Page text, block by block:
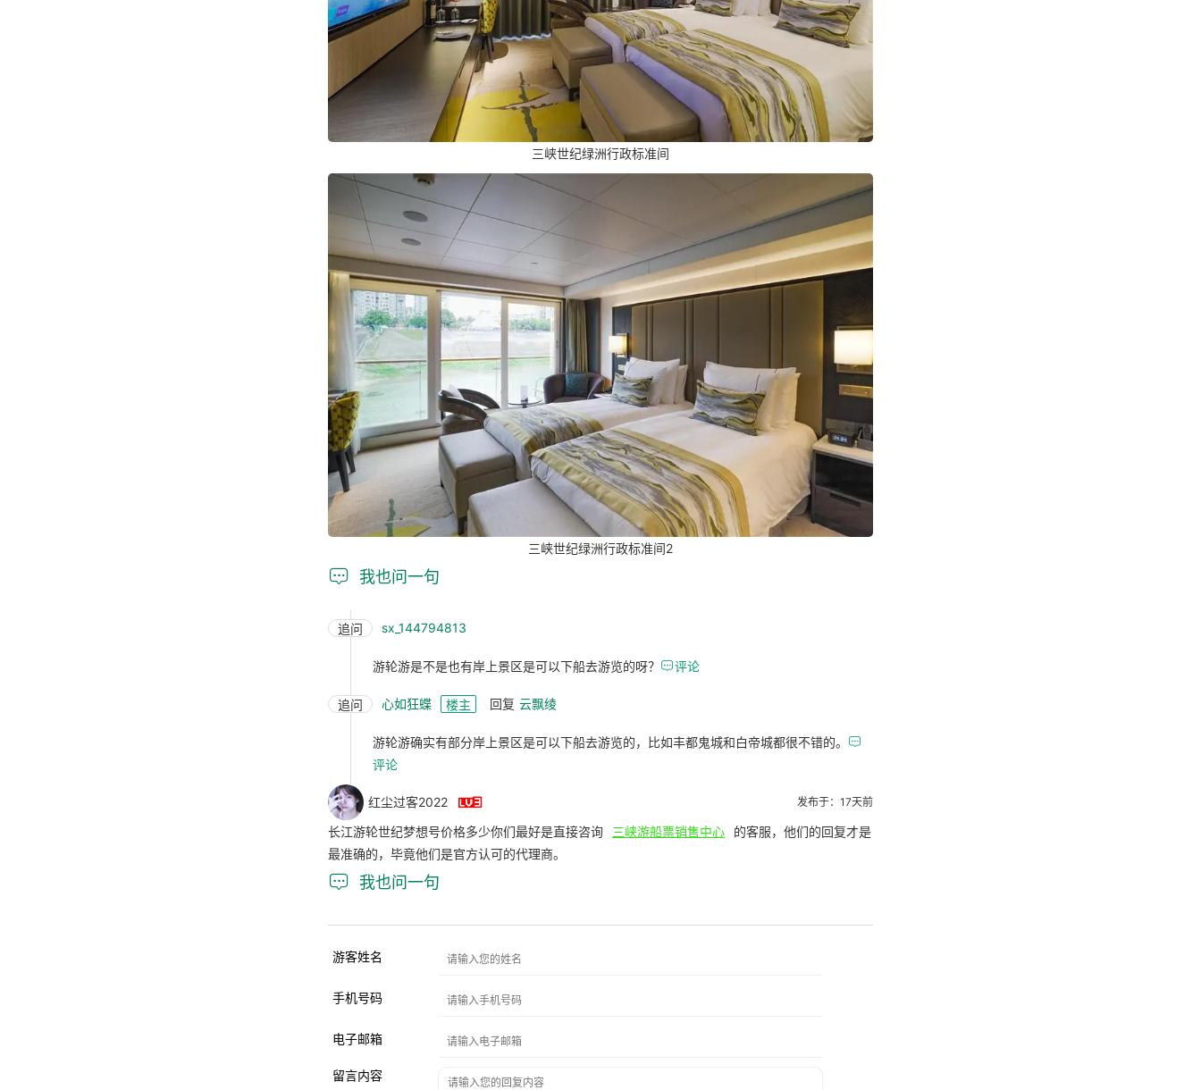
三峡世纪绿洲行政标准间
三峡世纪绿洲行政标准间2
 我也问一句
追问 sx_144794813
游轮游是不是也有岸上景区是可以下船去游览的呀？ 评论
追问 心如狂蝶 楼主 回复 云飘绫
游轮游确实有部分岸上景区是可以下船去游览的，比如丰都鬼城和白帝城都很不错的。 
评论
红尘过客2022  发布于：17天前
长江游轮世纪梦想号价格多少你们最好是直接咨询 三峡游船票销售中心
的客服，他们的回复才是
最准确的，毕竟他们是官方认可的代理商。
 我也问一句
游客姓名
手机号码
电子邮箱
留言内容